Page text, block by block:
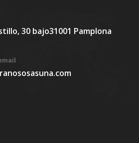
30 bajo31001 Pamplona